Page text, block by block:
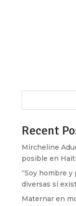
Recent
Mircheline
posible en
“Soy hombre y
diversas sí
Maternar en